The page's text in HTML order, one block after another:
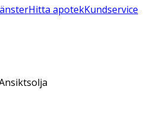
Hitta apotekKundservice